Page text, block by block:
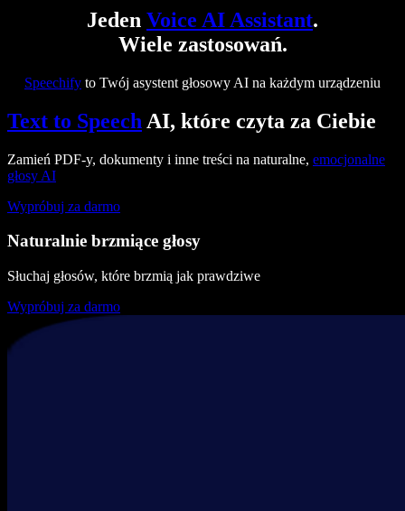
Jeden Voice AI Assistant.
Wiele zastosowań.
Speechify to Twój asystent głosowy AI na każdym urządzeniu
Text to Speech AI, które czyta za Ciebie
Zamień PDF-y, dokumenty i inne treści na naturalne, emocjonalne
głosy AI
Wypróbuj za darmo
Naturalnie brzmiące głosy
Słuchaj głosów, które brzmią jak prawdziwe
Wypróbuj za darmo